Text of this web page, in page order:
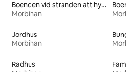
Boenden vid stranden att hyra
Morbihan
Jordhus
Morbihan
Radhus